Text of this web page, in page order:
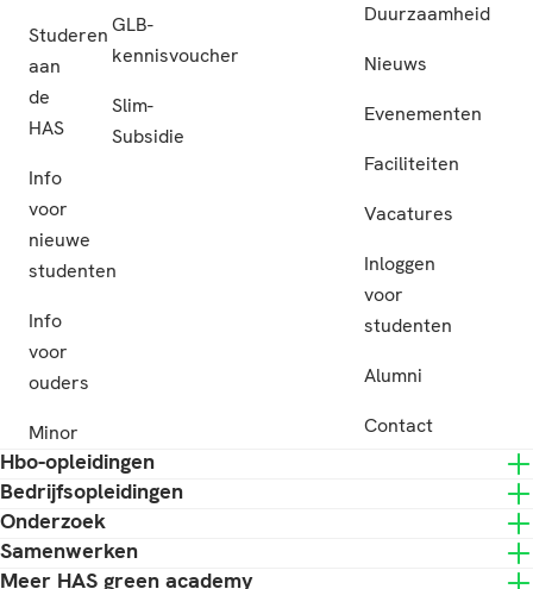
Studeren
aan
de
HAS
Info
voor
nieuwe
studenten
Info
voor
ouders
Minor
GLB-
kennisvoucher
Slim-
Subsidie
Duurzaamheid
Nieuws
Evenementen
Faciliteiten
Vacatures
Inloggen
voor
studenten
Alumni
Contact
Hbo-opleidingen
Bedrijfsopleidingen
Onderzoek
Samenwerken
Meer HAS green academy